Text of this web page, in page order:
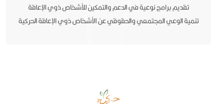
تقديم برامج نوعية في الدعم والتمكين للأشخاص ذوي الإعاقة
تنمية الوعي المجتمعي والحقوقي عن الأشخاص ذوي الإعاقة الحركية